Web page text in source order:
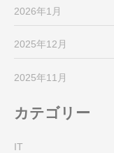
2026年1月
2025年12月
2025年11月
カテゴリー
IT